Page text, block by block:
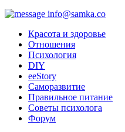
info@samka.co
Красота и здоровье
Отношения
Психология
DIY
ееStory
Саморазвитие
Правильное питание
Советы психолога
Форум